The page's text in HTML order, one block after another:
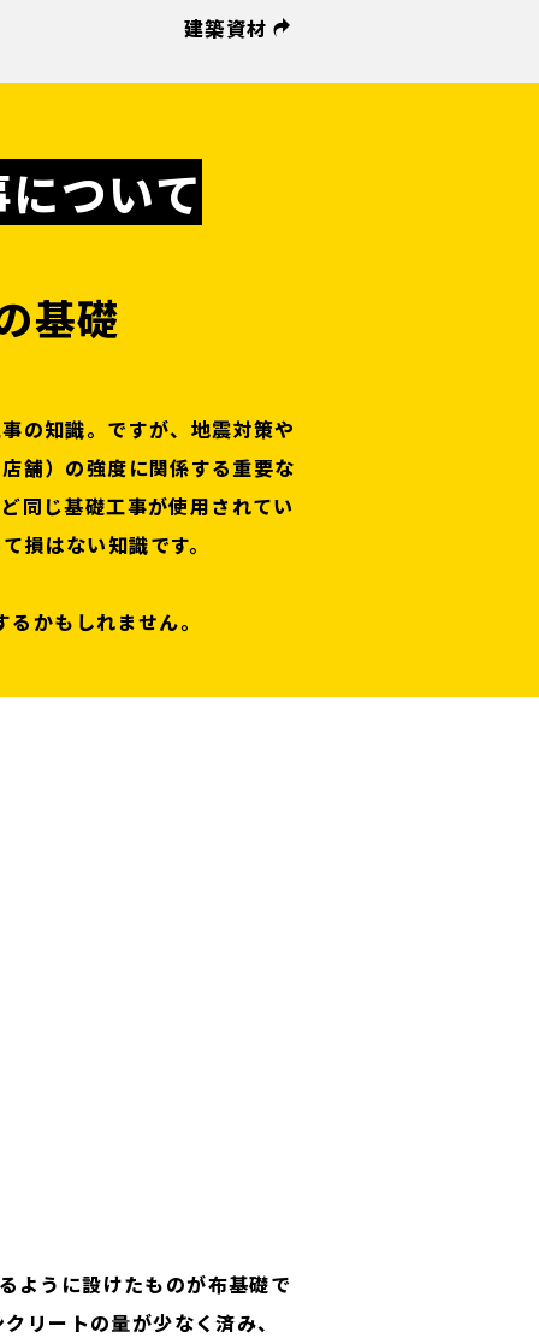
建築資材
ついて
基礎
の知識。ですが、地震対策や
舗）の強度に関係する重要な
同じ基礎工事が使用されてい
損はない知識です。
かもしれません。
ように設けたものが布基礎で
リートの量が少なく済み、